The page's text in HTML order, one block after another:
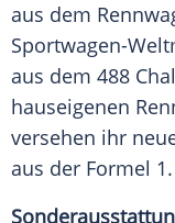
aus dem
Sportwagen-
aus dem 488
hauseigenen
versehen ihr
aus der Formel 1.